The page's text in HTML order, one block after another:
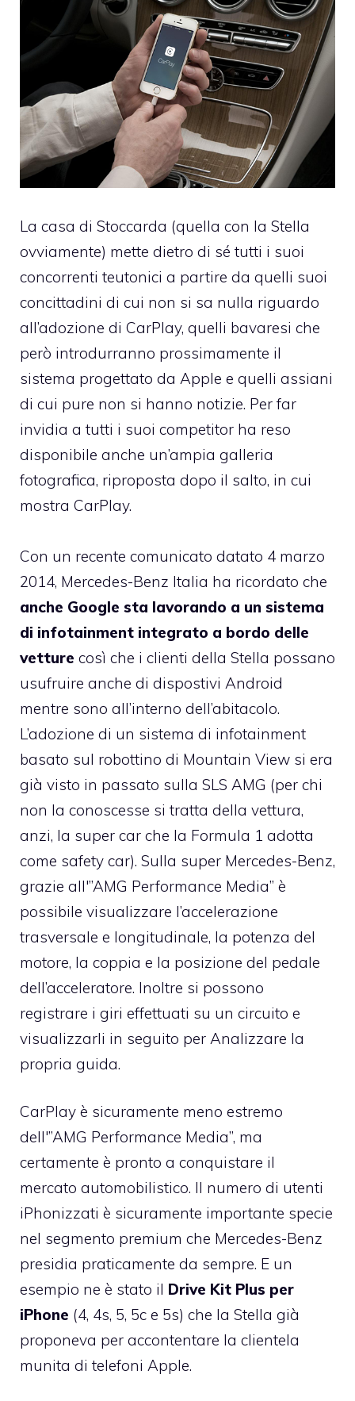
La casa di Stoccarda (quella con la Stella
ovviamente) mette dietro di sé tutti i suoi
concorrenti teutonici a partire da quelli suoi
concittadini di cui non si sa nulla riguardo
all’adozione di CarPlay, quelli bavaresi che
però introdurranno prossimamente il
sistema progettato da Apple e quelli assiani
di cui pure non si hanno notizie. Per far
invidia a tutti i suoi competitor ha reso
disponibile anche un’ampia galleria
fotografica, riproposta dopo il salto, in cui
mostra CarPlay.
Con un recente comunicato datato 4 marzo
2014, Mercedes-Benz Italia ha ricordato che
anche Google sta lavorando a un sistema
di infotainment integrato a bordo delle
vetture così che i clienti della Stella possano
usufruire anche di dispostivi Android
mentre sono all’interno dell’abitacolo.
L’adozione di un sistema di infotainment
basato sul robottino di Mountain View si era
già visto in passato sulla SLS AMG (per chi
non la conoscesse si tratta della vettura,
anzi, la super car che la Formula 1 adotta
come safety car). Sulla super Mercedes-Benz,
grazie all'”AMG Performance Media” è
possibile visualizzare l’accelerazione
trasversale e longitudinale, la potenza del
motore, la coppia e la posizione del pedale
dell’acceleratore. Inoltre si possono
registrare i giri effettuati su un circuito e
visualizzarli in seguito per Analizzare la
propria guida.
CarPlay è sicuramente meno estremo
dell'”AMG Performance Media”, ma
certamente è pronto a conquistare il
mercato automobilistico. Il numero di utenti
iPhonizzati è sicuramente importante specie
nel segmento premium che Mercedes-Benz
presidia praticamente da sempre. E un
esempio ne è stato il Drive Kit Plus per
iPhone (4, 4s, 5, 5c e 5s) che la Stella già
proponeva per accontentare la clientela
munita di telefoni Apple.